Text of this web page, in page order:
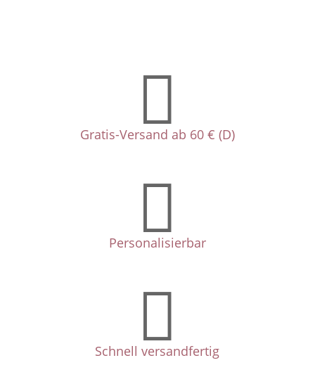

Gratis-Versand ab 60 € (D)

Personalisierbar

Schnell versandfertig